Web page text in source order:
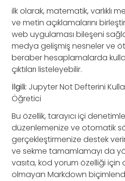
ilk olarak, matematik, varlıklı
ve metin açıklamalarını
web uygulaması bileşeni
medya gelişmiş nesneler ve
beraber hesaplamalarda
çıktıları listeleyebilir.
İlgili: Jupyter Not Defterini
Öğretici
Bu özellik, tarayıcı içi
düzenlemenize ve otomatik
gerçekleştirmenize destek
ve sekme tamamlamayı da
vasıta, kod yorum özelliği için
olmayan Markdown